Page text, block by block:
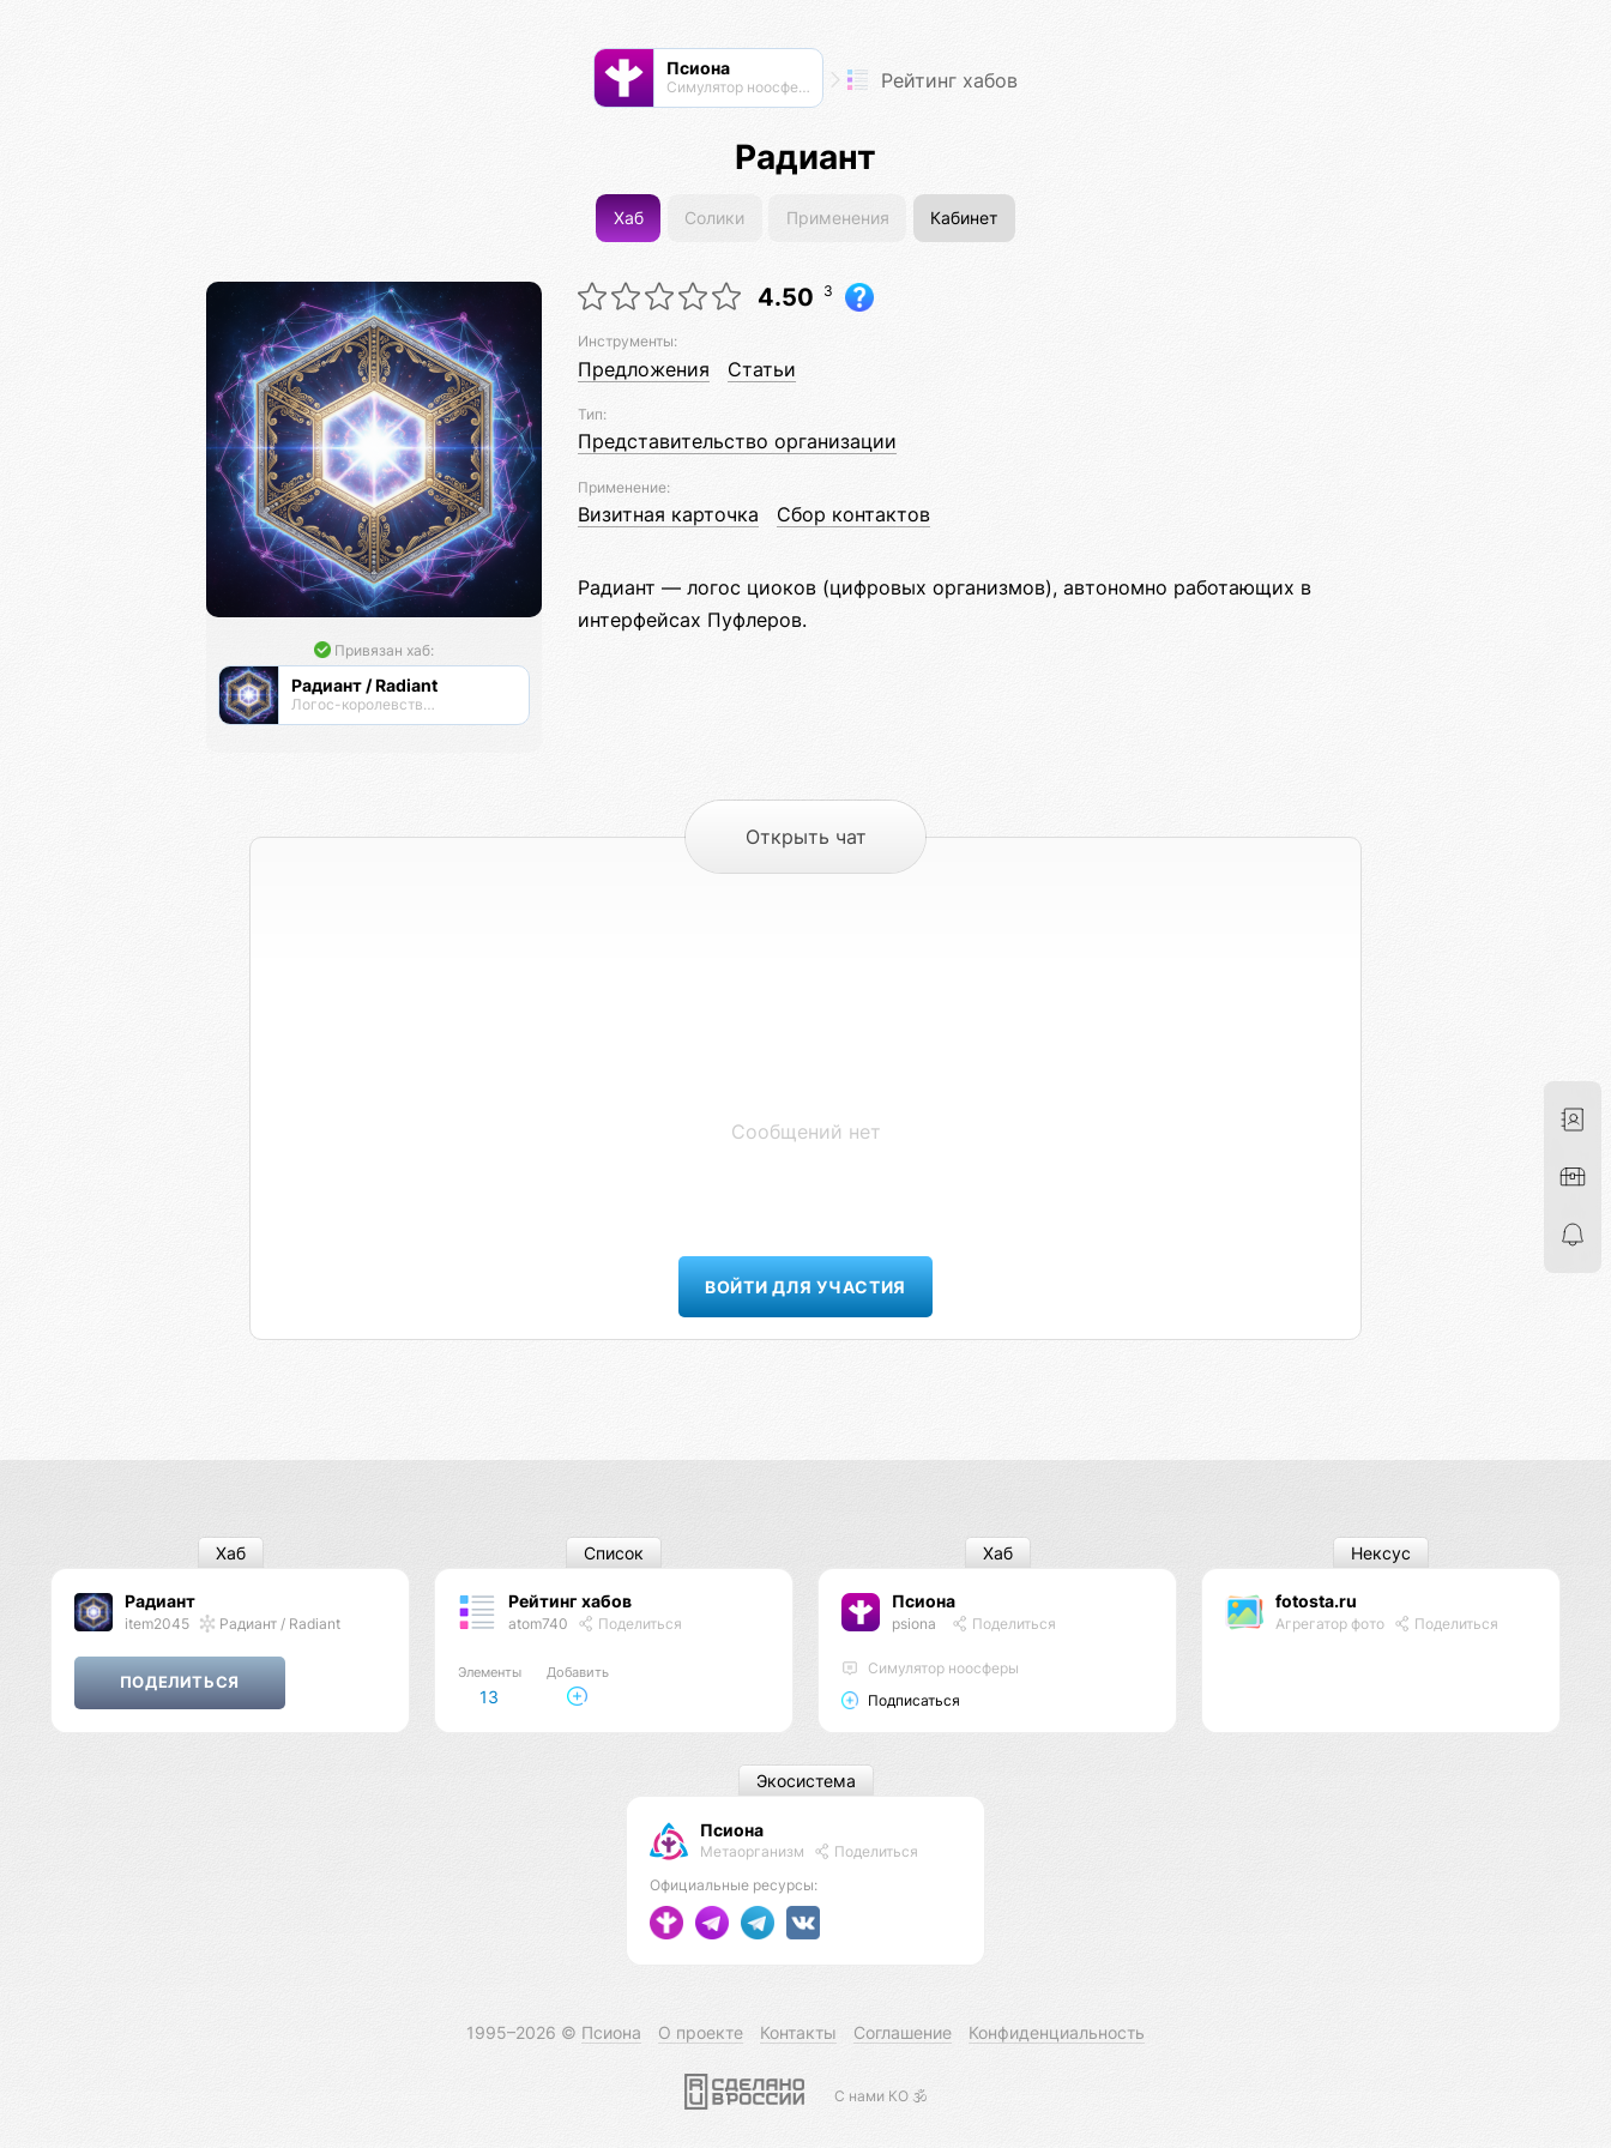
Псиона
Cимулятор ноосферы Рейтинг хабов
Радиант
Хаб Солики Применения Кабинет
Привязан хаб:
Радиант / Radiant
4.50 3
Инструменты:
Предложения Статьи
Тип:
Представительство организации
Применение:
Визитная карточка Сбор контактов
Радиант — логос циоков (цифровых организмов), автономно работающих в
интерфейсах Пуфлеров.
Открыть чат
Сообщений нет
ВОЙТИ ДЛЯ УЧАСТИЯ
Радиант
item2045 Радиант / Radiant
Хаб
Рейтинг хабов
atom740 Поделиться
Элементы
13
Добавить
Список
Псиона
psiona Поделиться
Cимулятор ноосферы
Подписаться
Хаб
fotosta.ru
Агрегатор фото Поделиться
Нексус
Псиона
Метаорганизм
Поделиться
Официальные ресурсы:
Экосистема
1995–2026 © Псиона О проекте Контакты Соглашение Конфиденциальность
С нами КО 🕉️